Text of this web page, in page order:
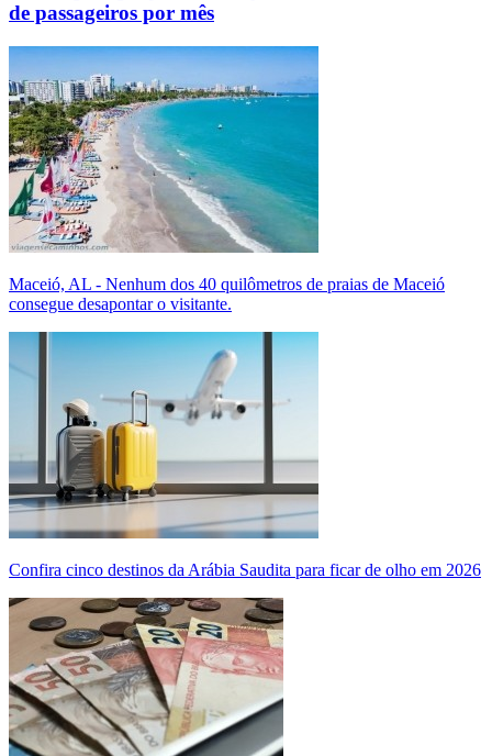
de passageiros por mês
Maceió, AL - Nenhum dos 40 quilômetros de praias de Maceió
consegue desapontar o visitante.
Confira cinco destinos da Arábia Saudita para ficar de olho em 2026